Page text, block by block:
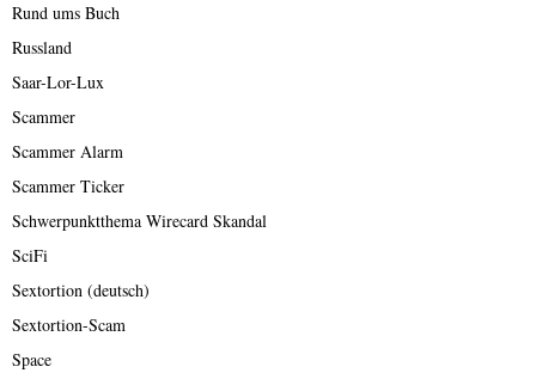
Rund ums Buch
Russland
Saar-Lor-Lux
Scammer
Scammer Alarm
Scammer Ticker
Schwerpunktthema Wirecard Skandal
SciFi
Sextortion (deutsch)
Sextortion-Scam
Space